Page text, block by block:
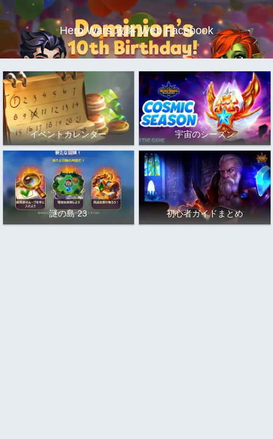
Hero Wars 攻略 Web Facebook
イベントカレンダー 宇宙のシーズン
謎の島 23 初心者ガイドまとめ